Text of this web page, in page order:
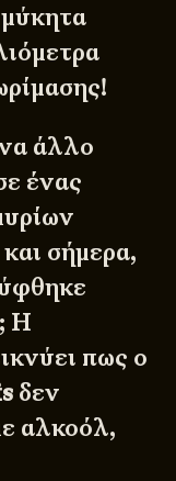
άλλο
ένας
σήμερα,
Η
πως ο
δεν
αλκοόλ,